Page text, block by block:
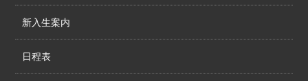
新入生案内
日程表